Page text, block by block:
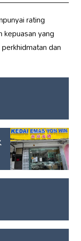
rating
kepuasan yang
dan